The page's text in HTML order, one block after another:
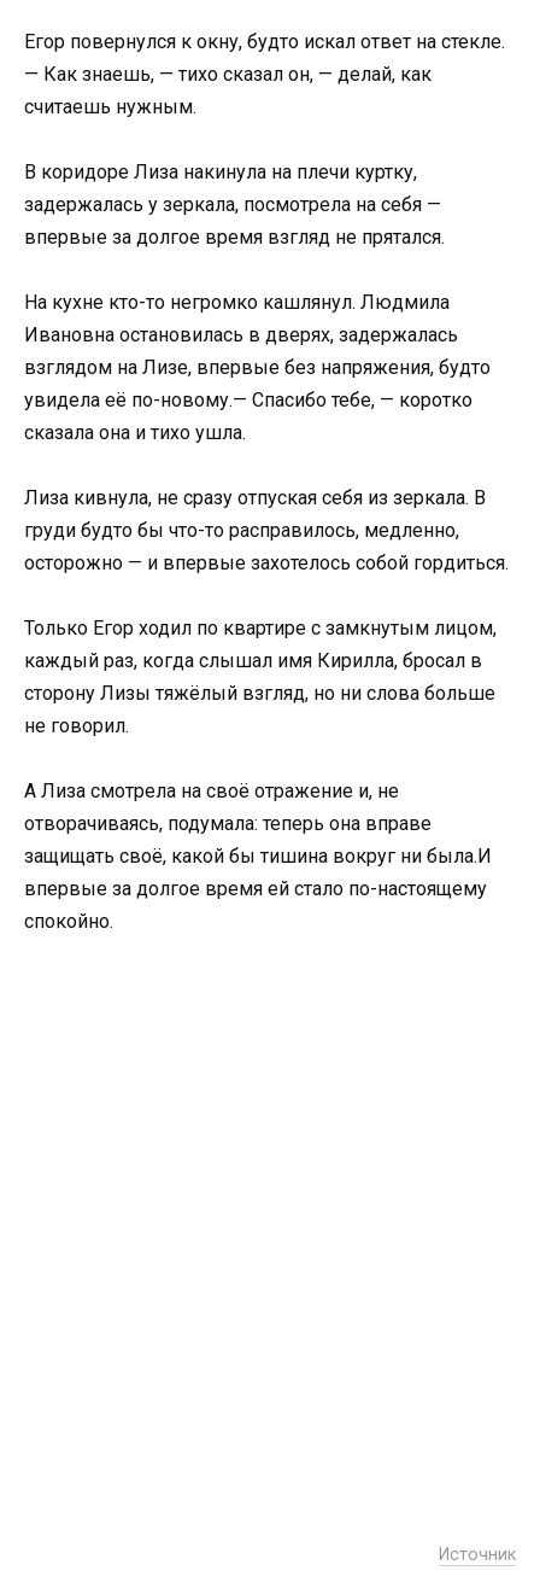
Егор повернулся к окну, будто искал ответ на стекле.
— Как знаешь, — тихо сказал он, — делай, как
считаешь нужным.
В коридоре Лиза накинула на плечи куртку,
задержалась у зеркала, посмотрела на себя —
впервые за долгое время взгляд не прятался.
На кухне кто-то негромко кашлянул. Людмила
Ивановна остановилась в дверях, задержалась
взглядом на Лизе, впервые без напряжения, будто
увидела её по-новому.— Спасибо тебе, — коротко
сказала она и тихо ушла.
Лиза кивнула, не сразу отпуская себя из зеркала. В
груди будто бы что-то расправилось, медленно,
осторожно — и впервые захотелось собой гордиться.
Только Егор ходил по квартире с замкнутым лицом,
каждый раз, когда слышал имя Кирилла, бросал в
сторону Лизы тяжёлый взгляд, но ни слова больше
не говорил.
А Лиза смотрела на своё отражение и, не
отворачиваясь, подумала: теперь она вправе
защищать своё, какой бы тишина вокруг ни была.И
впервые за долгое время ей стало по-настоящему
спокойно.
Источник